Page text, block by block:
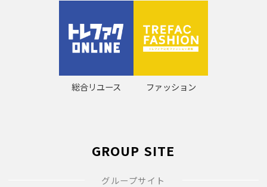
総合リユース ファッション
GROUP SITE
グループサイト